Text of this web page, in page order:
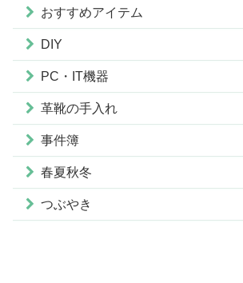
おすすめアイテム
DIY
PC・IT機器
革靴の手入れ
事件簿
春夏秋冬
つぶやき